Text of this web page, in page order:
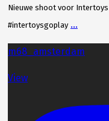
Nieuwe shoot voor
#intertoysgoplay ...
m68_amsterdam
View